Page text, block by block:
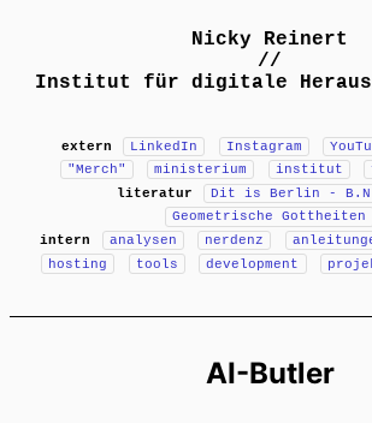
Nicky Reinert
//
Institut für digitale
extern LinkedIn Instagram
"Merch"
ministerium institut
literatur
Dit is Berlin -
Geometrische Gottheiten
intern
analysen nerdenz
hosting
tools development
AI-Butler